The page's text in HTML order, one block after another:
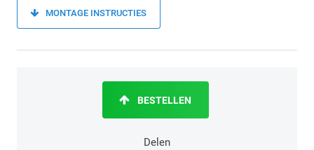
MONTAGE INSTRUCTIES
Delen
BESTELLEN